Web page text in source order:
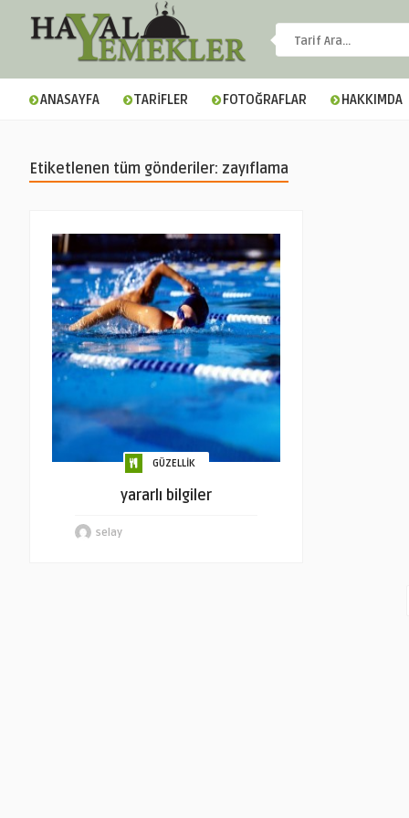
ANASAYFA TARİFLER FOTOĞRAFLAR HAKKIMDA
Etiketlenen tüm gönderiler: zayıflama
GÜZELLİK
yararlı bilgiler
selay